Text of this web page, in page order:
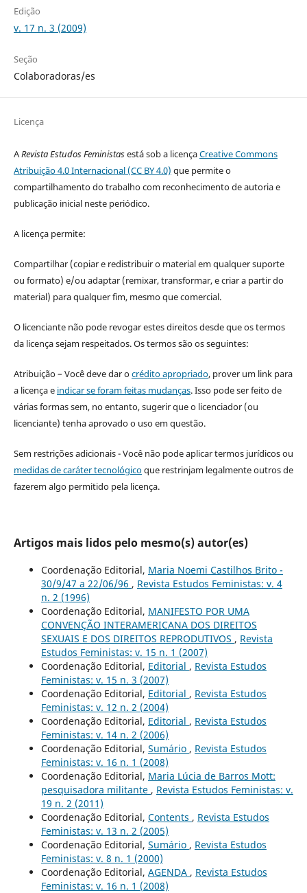
Edição
v. 17 n. 3 (2009)
Seção
Colaboradoras/es
Licença
ARevista Estudos Feministasestá sob a licençaCreative Commons
Atribuição 4.0 Internacional (CC BY 4.0) que permite o
compartilhamento do trabalho com reconhecimento de autoria e
publicação inicial neste periódico.
A licença permite:
Compartilhar (copiar e redistribuir o material em qualquer suporte
ou formato) e/ou adaptar (remixar, transformar, e criar a partir do
material) para qualquer fim, mesmo que comercial.
O licenciante não pode revogar estes direitos desde que os termos
da licença sejam respeitados. Os termos são os seguintes:
Atribuição – Você deve dar ocrédito apropriado, prover um link para
a licença e indicar se foram feitas mudanças. Isso pode ser feito de
várias formas sem, no entanto, sugerir que o licenciador (ou
licenciante) tenha aprovado o uso em questão.
Sem restrições adicionais - Você não pode aplicar termos jurídicos ou
medidas de caráter tecnológicoque restrinjam legalmente outros de
fazerem algo permitido pela licença.
Artigos mais lidos pelo mesmo(s) autor(es)
Coordenação Editorial, Maria Noemi Castilhos Brito -
30/9/47 a 22/06/96 , Revista Estudos Feministas: v. 4
n. 2 (1996)
Coordenação Editorial, MANIFESTO POR UMA
CONVENÇÃO INTERAMERICANA DOS DIREITOS
SEXUAIS E DOS DIREITOS REPRODUTIVOS , Revista
Estudos Feministas: v. 15 n. 1 (2007)
Coordenação Editorial, Editorial , Revista Estudos
Feministas: v. 15 n. 3 (2007)
Coordenação Editorial, Editorial , Revista Estudos
Feministas: v. 12 n. 2 (2004)
Coordenação Editorial, Editorial , Revista Estudos
Feministas: v. 14 n. 2 (2006)
Coordenação Editorial, Sumário , Revista Estudos
Feministas: v. 16 n. 1 (2008)
Coordenação Editorial, Maria Lúcia de Barros Mott:
pesquisadora militante , Revista Estudos Feministas: v.
19 n. 2 (2011)
Coordenação Editorial, Contents , Revista Estudos
Feministas: v. 13 n. 2 (2005)
Coordenação Editorial, Sumário , Revista Estudos
Feministas: v. 8 n. 1 (2000)
Coordenação Editorial, AGENDA , Revista Estudos
Feministas: v. 16 n. 1 (2008)